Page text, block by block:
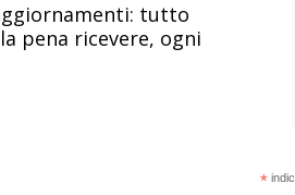
tutto
pena ricevere, ogni
*